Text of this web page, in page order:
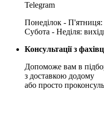
Telegram
Понеділок - П'ятниця:
Субота - Неділя:
Консультації з
Допоможе вам в
з доставкою додому
або просто